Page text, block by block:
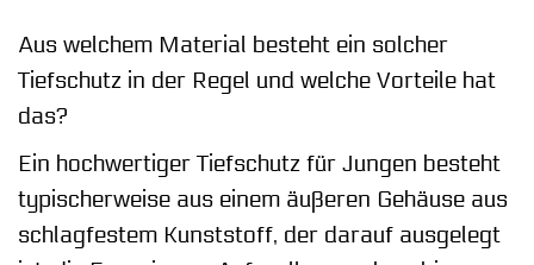
Aus welchem Material besteht ein solcher
Tiefschutz in der Regel und welche Vorteile hat
das?
Ein hochwertiger Tiefschutz für Jungen besteht
typischerweise aus einem äußeren Gehäuse aus
schlagfestem Kunststoff, der darauf ausgelegt